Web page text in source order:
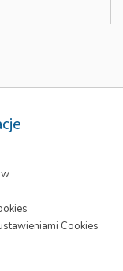
Cookies